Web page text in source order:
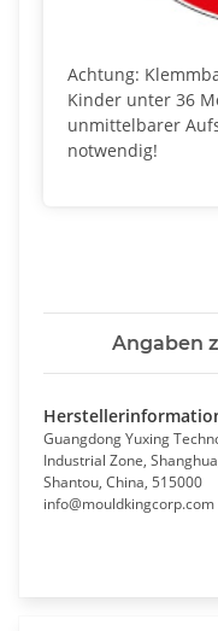
Achtung:
Kinder unter 36
unmittelbarer
notwendig!
Angaben
Guangdong Yuxing
Industrial Zone,
Shantou, China, 515000
info@mouldkingcorp.com